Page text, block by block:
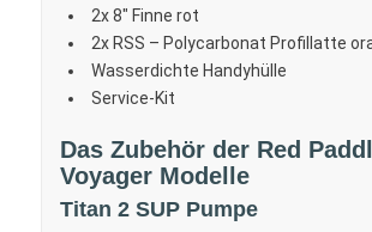
2x 8″ Finne rot
2x RSS – Polycarbonat Profillatte
Wasserdichte Handyhülle
Service-Kit
Das Zubehör der Red
Voyager Modelle
Titan 2 SUP Pumpe